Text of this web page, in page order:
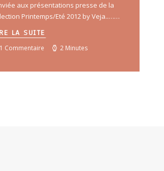
aux présentations presse de la
Printemps/Eté 2012 by Veja..……
LA SUITE
1 Commentaire 2 Minutes